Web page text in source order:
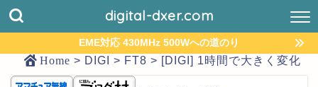
digital-dxer.com
EME対応 430MHz 500Wへの道のり
Home > DIGI > FT8 > [DIGI] 1時間で大きく変化